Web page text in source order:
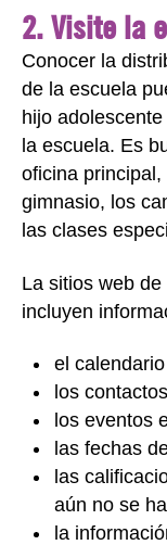
2. Visite la
Conocer la
de la escuela
hijo
la escuela. Es
oficina
gimnasio, los
las clases
La sitios web
incluyen
el
los
los eventos
las fechas
las
aún no se
la